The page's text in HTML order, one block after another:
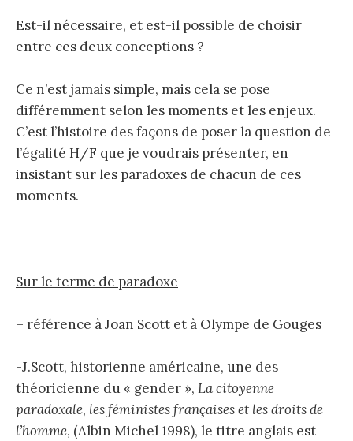
Est-il nécessaire, et est-il possible de choisir
entre ces deux conceptions ?
Ce n’est jamais simple, mais cela se pose
différemment selon les moments et les enjeux.
C’est l’histoire des façons de poser la question de
l’égalité H/F que je voudrais présenter, en
insistant sur les paradoxes de chacun de ces
moments.
Sur le terme de paradoxe
– référence à Joan Scott et à Olympe de Gouges
-J.Scott, historienne américaine, une des
théoricienne du « gender », La citoyenne
paradoxale, les féministes françaises et les droits de
l’homme, (Albin Michel 1998), le titre anglais est